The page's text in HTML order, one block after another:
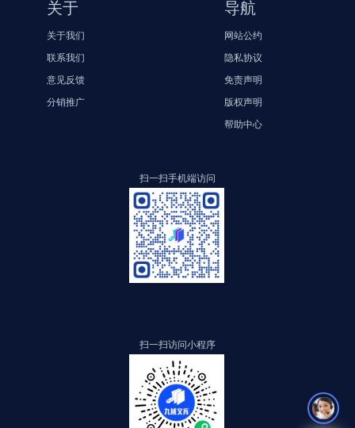
关于
关于我们
联系我们
意见反馈
分销推广
导航
网站公约
隐私协议
免责声明
版权声明
帮助中心
扫一扫手机端访问
扫一扫访问小程序